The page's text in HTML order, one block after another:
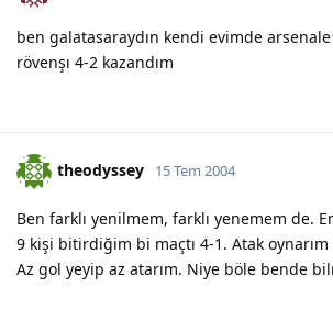
ben galatasaraydın kendi evimde
rövenşı 4-2 kazandım
theodyssey 15 Tem 2004
Ben farklı yenilmem, farklı yenemem de.
9 kişi bitirdiğim bi maçtı 4-1. Atak
Az gol yeyip az atarım. Niye böle bende